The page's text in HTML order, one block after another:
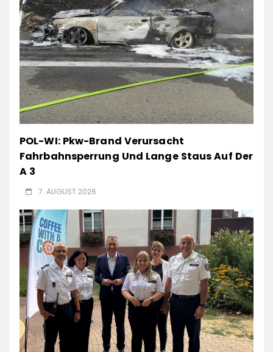
POL-WI: Pkw-Brand Verursacht
Fahrbahnsperrung Und Lange Staus Auf Der
A 3
7. AUGUST 2026